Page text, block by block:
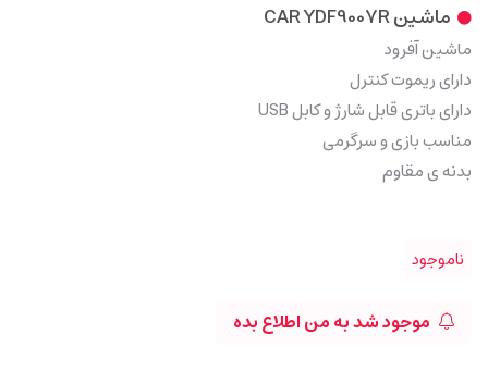
ماشین CAR YDF9007R
ماشین آفرود
دارای ریموت کنترل
دارای باتری قابل شارژ و کابل USB
مناسب بازی و سرگرمی
بدنه ی مقاوم
ناموجود
موجود شد به من اطلاع بده